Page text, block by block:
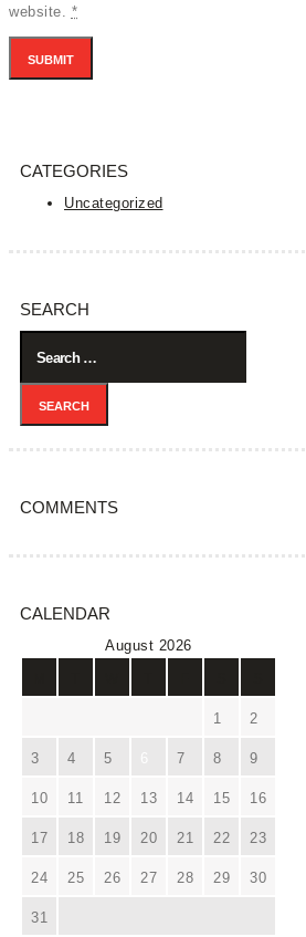
website. *
CATEGORIES
Uncategorized
SEARCH
for:
COMMENTS
CALENDAR
August 2026
1 2
3 4 5 7 8 9
10 11 12 13 14 15 16
17 18 19 20 21 22 23
24 25 26 27 28 29 30
31